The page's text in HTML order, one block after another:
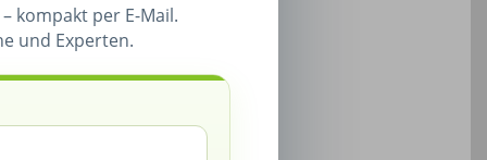
kompakt per E-Mail.
und Experten.